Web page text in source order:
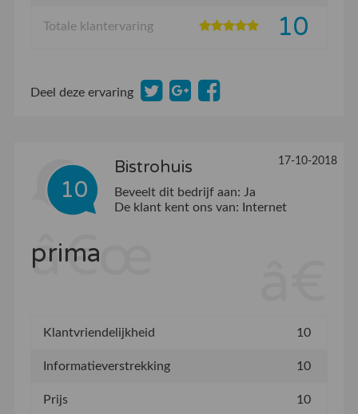
Totale klantervaring 10
Deel deze ervaring
10
Bistrohuis 17-10-2018
Beveelt dit bedrijf aan: Ja
De klant kent ons van:
Internet
prima
Klantvriendelijkheid 10
Informatieverstrekking 10
Prijs 10